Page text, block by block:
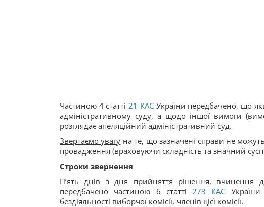
Частиною 4 статті 21 КАСУкраїни передбачено, що
адміністративному суду, а щодо іншої вимоги
розглядає апеляційний адміністративний суд.
Звертаємо увагу на те, що зазначені справи не
провадження (враховуючи складність та значний
Строки звернення
П’ять днів з дня прийняття рішення, вчинення
передбачено частиною 6 статті 273 КАС
бездіяльності виборчої комісії, членів цієї комісії.